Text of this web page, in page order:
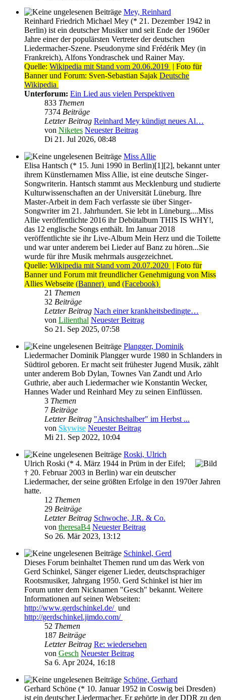
Mey, Reinhard
Reinhard Friedrich Michael Mey (* 21. Dezember 1942 in
Berlin) ist ein deutscher Musiker und seit Ende der 1960er
Jahre einer der populärsten Vertreter der deutschen
Liedermacher-Szene. Pseudonyme sind Frédérik Mey (in
Frankreich), Alfons Yondraschek und Rainer May.
Quelle: Wikipedia mit Stand vom 20.06.2019 | Foto für
Banner und Forum: Sven-Sebastian Sajak Deutsche
Wikipedia
Unterforum: Ein Lied aus vielen Perspektiven
833 Themen
7374 Beiträge
Letzter Beitrag Reinhard Mey kündigt neues Al…
von Niketes Neuester Beitrag
Di 21. Jul 2026, 08:48
Miss Allie
Elisa Hantsch (* 15. Juni 1990 in Berlin)[1][2], bekannt unter
ihrem Künstlernamen Miss Allie, ist eine deutsche Singer-
Songwriterin. Hantsch stammt aus Mecklenburg und studierte
Kulturwissenschaften an der Universität Lüneburg. Ihre
Master-Arbeit in dem Fach verfasste sie über Singer-
Songwriter im 21. Jahrhundert. Sie lebt in Lüneburg....Miss
Allie veröffentlichte 2016 ihr Debütalbum THIS IS WHY!,
das 12 englische Songs enthält. Im Januar 2018
veröffentlichte sie ihr Live-Album Mein Herz und die Toilette
und war unter anderem bei Lieder auf Banz zu hören...Sie
wurde für ihre Musik mehrmals ausgezeichnet.
Quelle: Wikipedia mit Stand vom 20.07.2020 | Foto für
Banner und Forum mit freundlicher Genehmigung von Miss
Allies Webseite (Banner) und (Facebook)
21 Themen
32 Beiträge
Letzter Beitrag Nach einer krankheitsbedingte…
von Lilienthal Neuester Beitrag
So 21. Sep 2025, 07:58
Plangger, Dominik
Liedermacher Dominik Plangger wurde 1980 in Schlanders in
Südtirol geboren. Er macht seit frühester Jugend Musik, zählt
unter anderem Bob Dylan, Townes Van Zandt und Arlo
Guthrie, aber auch Liedermacher wie Konstantin Wecker,
Hannes Wader und Reinhard Mey zu seinen Einflüssen.
3 Themen
7 Beiträge
Letzter Beitrag "Ansichtshalber" im Herbst ...
von Skywise Neuester Beitrag
Mi 21. Sep 2022, 10:04
Roski, Ulrich
Ulrich Roski (* 4. März 1944 in Prüm in der Eifel;
† 20. Februar 2003 in Berlin) war ein deutscher
Liedermacher, der seine größten Erfolge in den 1970er Jahren
hatte.
12 Themen
29 Beiträge
Letzter Beitrag Schwoche, J.R. & Co.
von theresaB4 Neuester Beitrag
So 26. Mär 2023, 13:12
Schinkel, Gerd
Dieses Forum beinhaltet Themen rund um das Werk von
Gerd Schinkel, Sänger eigener Lieder, deutschsprachiger
Rootsmusiker, Jahrgang 1950. Gerd Schinkel ist hier im
Forum unter dem Nicknamen "Gesch" bekannt. Weitere
Informationen auf seinen Webseiten:
http://www.gerdschinkel.de/ und
http://gerdschinkel.jimdo.com/
52 Themen
187 Beiträge
Letzter Beitrag Re: wiedersehen
von Gesch Neuester Beitrag
Sa 6. Apr 2024, 16:18
Schöne, Gerhard
Gerhard Schöne (* 10. Januar 1952 in Coswig bei Dresden)
ist ein deutscher Liedermacher. Er gehörte in der DDR zu den